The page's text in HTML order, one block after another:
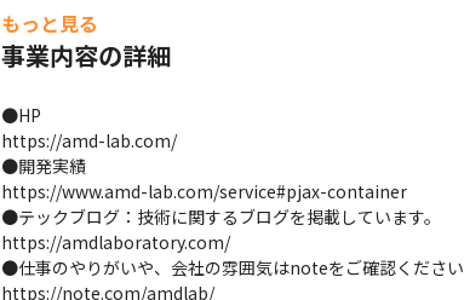
もっと見る
事業内容の詳細
●HP
https://amd-lab.com/
●開発実績
https://www.amd-lab.com/service#pjax-container
●テックブログ：技術に関するブログを掲載しています。
https://amdlaboratory.com/
●仕事のやりがいや、会社の雰囲気はnoteをご確認ください
https://note.com/amdlab/